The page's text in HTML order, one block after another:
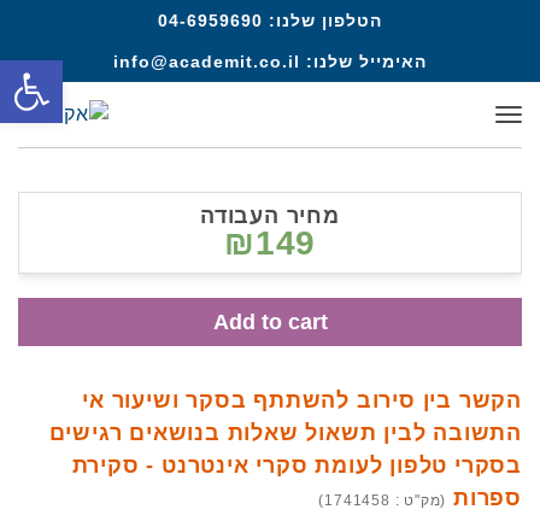
הטלפון שלנו: 04-6959690
האימייל שלנו: info@academit.co.il
תפריט
הקשר בין סירוב להשתתף בסקר ושיעור אי
התשובה לבין תשאול שאלות בנושאים רגישים
בסקרי טלפון לעומת סקרי אינטרנט - סקירת
ספרות (מק"ט : 1741458)
מחיר העבודה
₪149
Add to cart
פתח